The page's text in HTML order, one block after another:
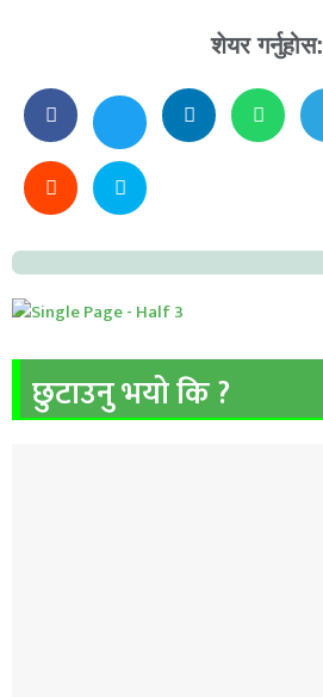
शेयर गर्नुहोस:
छुटाउनु भयो कि ?